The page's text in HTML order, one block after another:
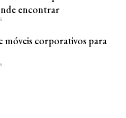
encontrar
móveis corporativos para